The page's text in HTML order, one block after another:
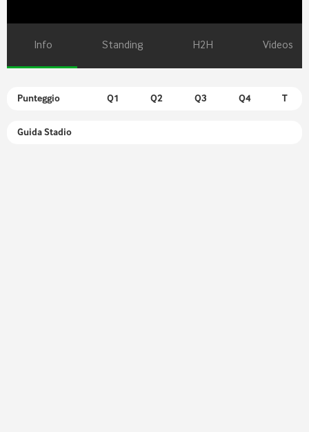
Info Standing H2H Videos
Punteggio Q1 Q2 Q3 Q4 T
Guida Stadio